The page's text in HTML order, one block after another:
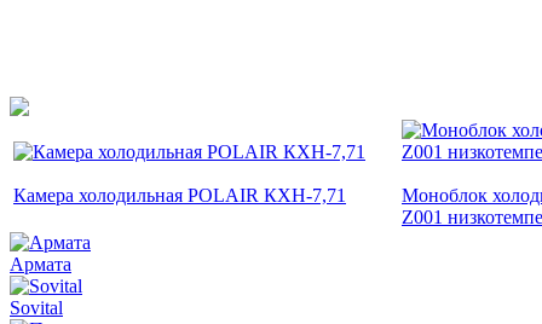
Камера холодильная POLAIR КХН-7,71
Моноблок
Z001
Армата
Sovital